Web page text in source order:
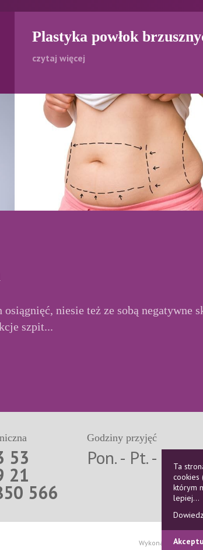
Plastyka powłok
czytaj więcej
niesie też ze sobą negatywne
szpit...
Godziny przyjęć
Pon. - Pt. - 8:00
53
21
566
Wykonanie:Onepix.
Ta
cookies
którym
lepiej...